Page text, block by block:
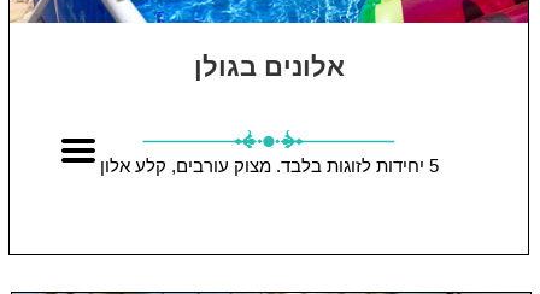
אלונים בגולן
5 יחידות לזוגות בלבד. מצוק עורבים, קלע אלון